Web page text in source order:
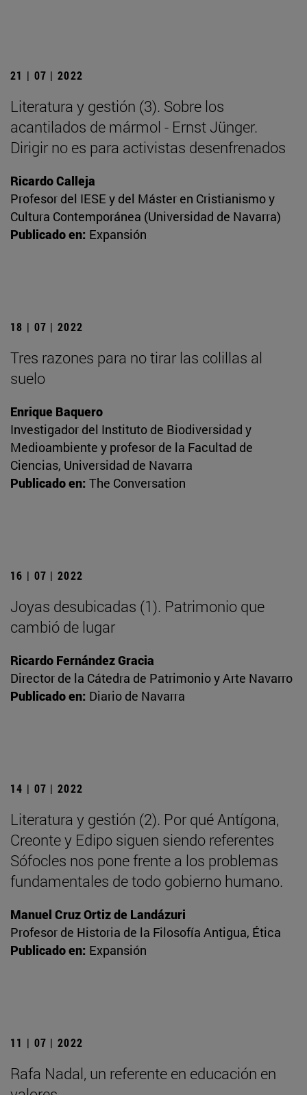
21 | 07 | 2022
Literatura y gestión (3). Sobre los
acantilados de mármol - Ernst Jünger.
Dirigir no es para activistas desenfrenados
Ricardo Calleja
Profesor del IESE y del Máster en Cristianismo y
Cultura Contemporánea (Universidad de Navarra)
Publicado en: Expansión
18 | 07 | 2022
Tres razones para no tirar las colillas al
suelo
Enrique Baquero
Investigador del Instituto de Biodiversidad y
Medioambiente y profesor de la Facultad de
Ciencias, Universidad de Navarra
Publicado en: The Conversation
16 | 07 | 2022
Joyas desubicadas (1). Patrimonio que
cambió de lugar
Ricardo Fernández Gracia
Director de la Cátedra de Patrimonio y Arte Navarro
Publicado en: Diario de Navarra
14 | 07 | 2022
Literatura y gestión (2). Por qué Antígona,
Creonte y Edipo siguen siendo referentes
Sófocles nos pone frente a los problemas
fundamentales de todo gobierno humano.
Manuel Cruz Ortiz de Landázuri
Profesor de Historia de la Filosofía Antigua, Ética
Publicado en: Expansión
11 | 07 | 2022
Rafa Nadal, un referente en educación en